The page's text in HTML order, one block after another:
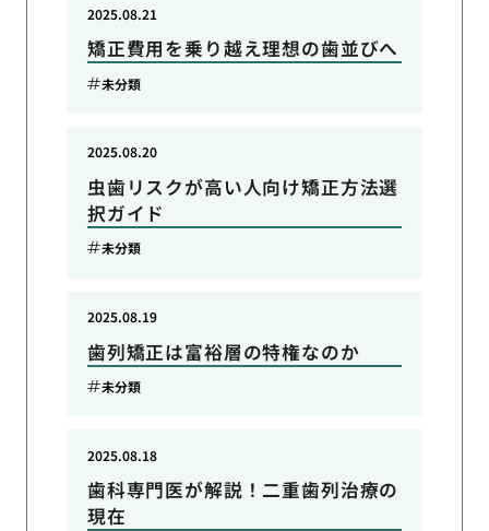
矯正費用を乗り越え理想の歯並びへ
2025.08.21
未分類
虫歯リスクが高い人向け矯正方法選
択ガイド
2025.08.20
未分類
歯列矯正は富裕層の特権なのか
2025.08.19
未分類
歯科専門医が解説！二重歯列治療の
現在
2025.08.18